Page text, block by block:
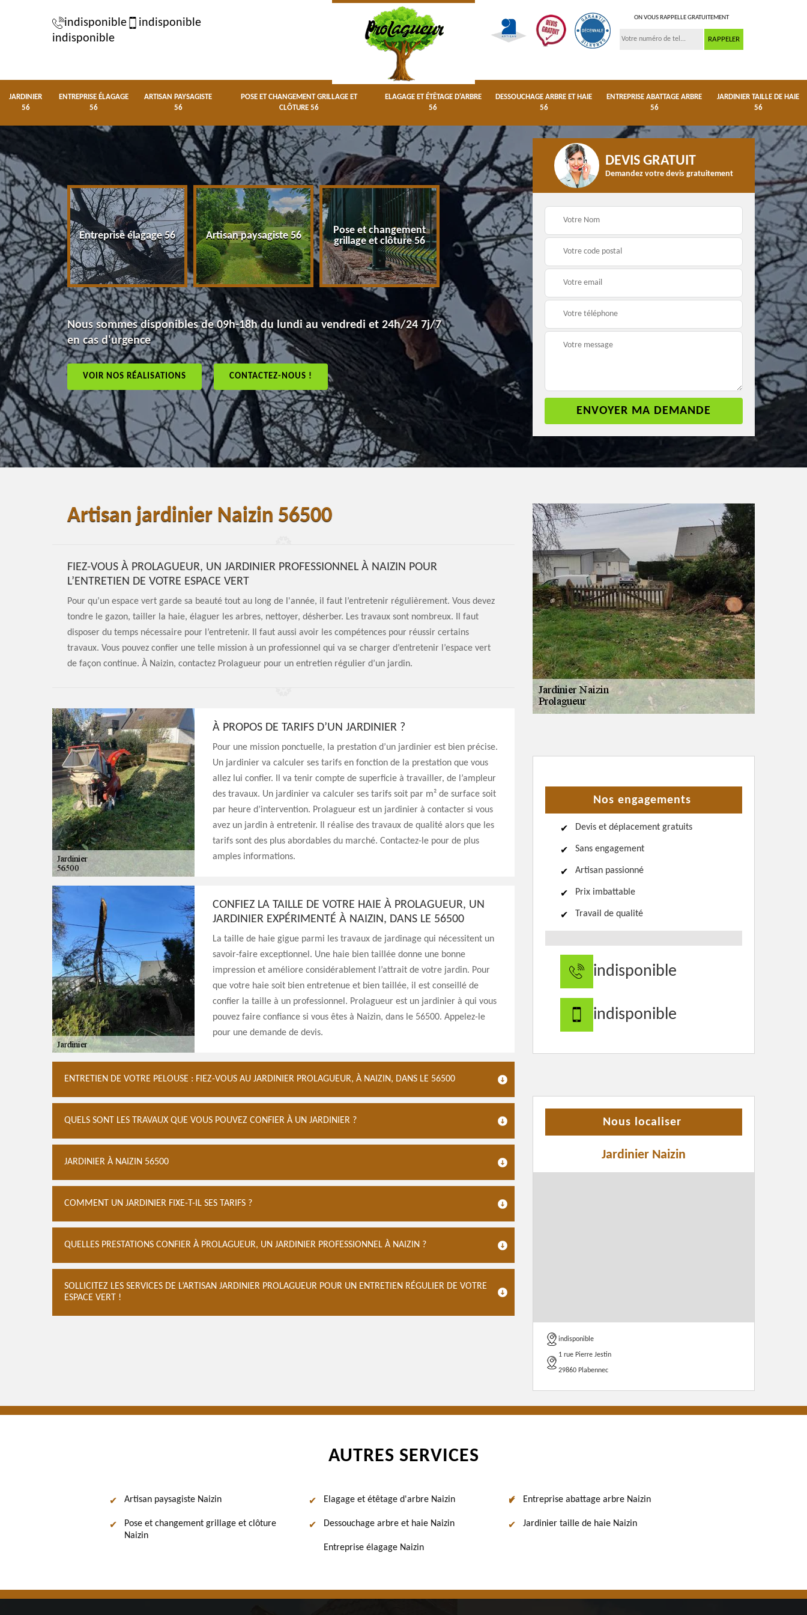
indisponible
indisponible
indisponible
ON VOUS RAPPELLE GRATUITEMENT
JARDINIER
56
ENTREPRISE ÉLAGAGE
56
ARTISAN PAYSAGISTE
56
POSE ET CHANGEMENT GRILLAGE ET
CLÔTURE 56
ELAGAGE ET ÉTÊTAGE D'ARBRE
56
DESSOUCHAGE ARBRE ET HAIE
56
ENTREPRISE ABATTAGE ARBRE
56
JARDINIER TAILLE DE HAIE
56
56 Entreprise élagage 56 Artisan paysagiste 56
Pose et changement
grillage et clôture 56
Elagage et étêtage
d'arbre 56
haie 56
Entreprise abattage
arbre 56
Nous sommes disponibles de 09h-18h du lundi au vendredi et 24h/24 7j/7
en cas d'urgence
VOIR NOS RÉALISATIONS CONTACTEZ-NOUS !
DEVIS GRATUIT
Demandez votre devis gratuitement
Artisan jardinier Naizin 56500
FIEZ-VOUS À PROLAGUEUR, UN JARDINIER PROFESSIONNEL À NAIZIN POUR
L’ENTRETIEN DE VOTRE ESPACE VERT
Pour qu’un espace vert garde sa beauté tout au long de l'année, il faut l’entretenir régulièrement. Vous devez
tondre le gazon, tailler la haie, élaguer les arbres, nettoyer, désherber. Les travaux sont nombreux. Il faut
disposer du temps nécessaire pour l’entretenir. Il faut aussi avoir les compétences pour réussir certains
travaux. Vous pouvez confier une telle mission à un professionnel qui va se charger d’entretenir l’espace vert
de façon continue. À Naizin, contactez Prolagueur pour un entretien régulier d’un jardin.
À PROPOS DE TARIFS D’UN JARDINIER ?
Pour une mission ponctuelle, la prestation d’un jardinier est bien précise.
Un jardinier va calculer ses tarifs en fonction de la prestation que vous
allez lui confier. Il va tenir compte de superficie à travailler, de l’ampleur
des travaux. Un jardinier va calculer ses tarifs soit par m² de surface soit
par heure d’intervention. Prolagueur est un jardinier à contacter si vous
avez un jardin à entretenir. Il réalise des travaux de qualité alors que les
tarifs sont des plus abordables du marché. Contactez-le pour de plus
amples informations.
CONFIEZ LA TAILLE DE VOTRE HAIE À PROLAGUEUR, UN
JARDINIER EXPÉRIMENTÉ À NAIZIN, DANS LE 56500
La taille de haie gigue parmi les travaux de jardinage qui nécessitent un
savoir-faire exceptionnel. Une haie bien taillée donne une bonne
impression et améliore considérablement l’attrait de votre jardin. Pour
que votre haie soit bien entretenue et bien taillée, il est conseillé de
confier la taille à un professionnel. Prolagueur est un jardinier à qui vous
pouvez faire confiance si vous êtes à Naizin, dans le 56500. Appelez-le
pour une demande de devis.
ENTRETIEN DE VOTRE PELOUSE : FIEZ-VOUS AU JARDINIER PROLAGUEUR, À NAIZIN, DANS LE 56500
QUELS SONT LES TRAVAUX QUE VOUS POUVEZ CONFIER À UN JARDINIER ?
JARDINIER À NAIZIN 56500
COMMENT UN JARDINIER FIXE-T-IL SES TARIFS ?
QUELLES PRESTATIONS CONFIER À PROLAGUEUR, UN JARDINIER PROFESSIONNEL À NAIZIN ?
SOLLICITEZ LES SERVICES DE L’ARTISAN JARDINIER PROLAGUEUR POUR UN ENTRETIEN RÉGULIER DE VOTRE
ESPACE VERT !
Nos engagements
Devis et déplacement gratuits
Sans engagement
Artisan passionné
Prix imbattable
Travail de qualité
indisponible
indisponible
Nous localiser
Jardinier Naizin
indisponible
1 rue Pierre Jestin
29860 Plabennec
AUTRES SERVICES
Artisan paysagiste Naizin
Pose et changement grillage et clôture
Naizin
Elagage et étêtage d'arbre Naizin
Dessouchage arbre et haie Naizin
Entreprise élagage Naizin
Entreprise abattage arbre Naizin
Jardinier taille de haie Naizin